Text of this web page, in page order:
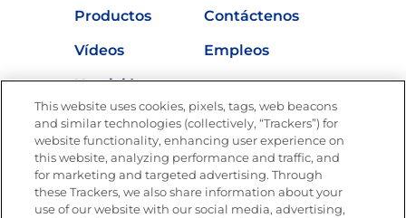
Productos
Contáctenos
Vídeos
Empleos
Nutrición
Únete a La Cocina Goya®
Recibe Nuevas Recetas, Ofertas Especiales y
Promociones
This website uses cookies, pixels, tags, web beacons
and similar technologies (collectively, “Trackers”) for
website functionality, enhancing user experience on
this website, analyzing performance and traffic, and
for marketing and targeted advertising. Through
these Trackers, we also share information about your
use of our website with our social media, advertising,